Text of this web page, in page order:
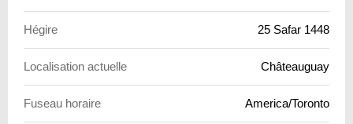
Hégire 25 Safar 1448
Localisation actuelle Châteauguay
Fuseau horaire America/Toronto